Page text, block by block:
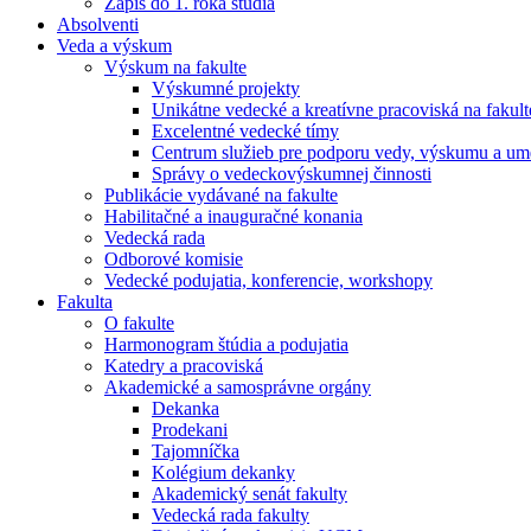
Absolventi
Veda a výskum
Výskum na fakulte
Výskumné projekty
Unikátne vedecké a kreatívne pracoviská na
Excelentné vedecké tímy
Centrum služieb pre podporu vedy, výskumu a
Správy o vedeckovýskumnej činnosti
Publikácie vydávané na fakulte
Habilitačné a inauguračné konania
Vedecká rada
Odborové komisie
Vedecké podujatia, konferencie, workshopy
Fakulta
O fakulte
Harmonogram štúdia a podujatia
Katedry a pracoviská
Akademické a samosprávne orgány
Dekanka
Prodekani
Tajomníčka
Kolégium dekanky
Akademický senát fakulty
Vedecká rada fakulty